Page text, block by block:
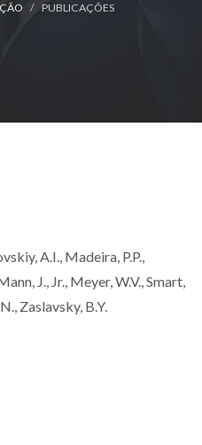
PUBLICAÇÕES
A.I., Madeira, P.P.,
J., Jr., Meyer, W.V., Smart,
Zaslavsky, B.Y.